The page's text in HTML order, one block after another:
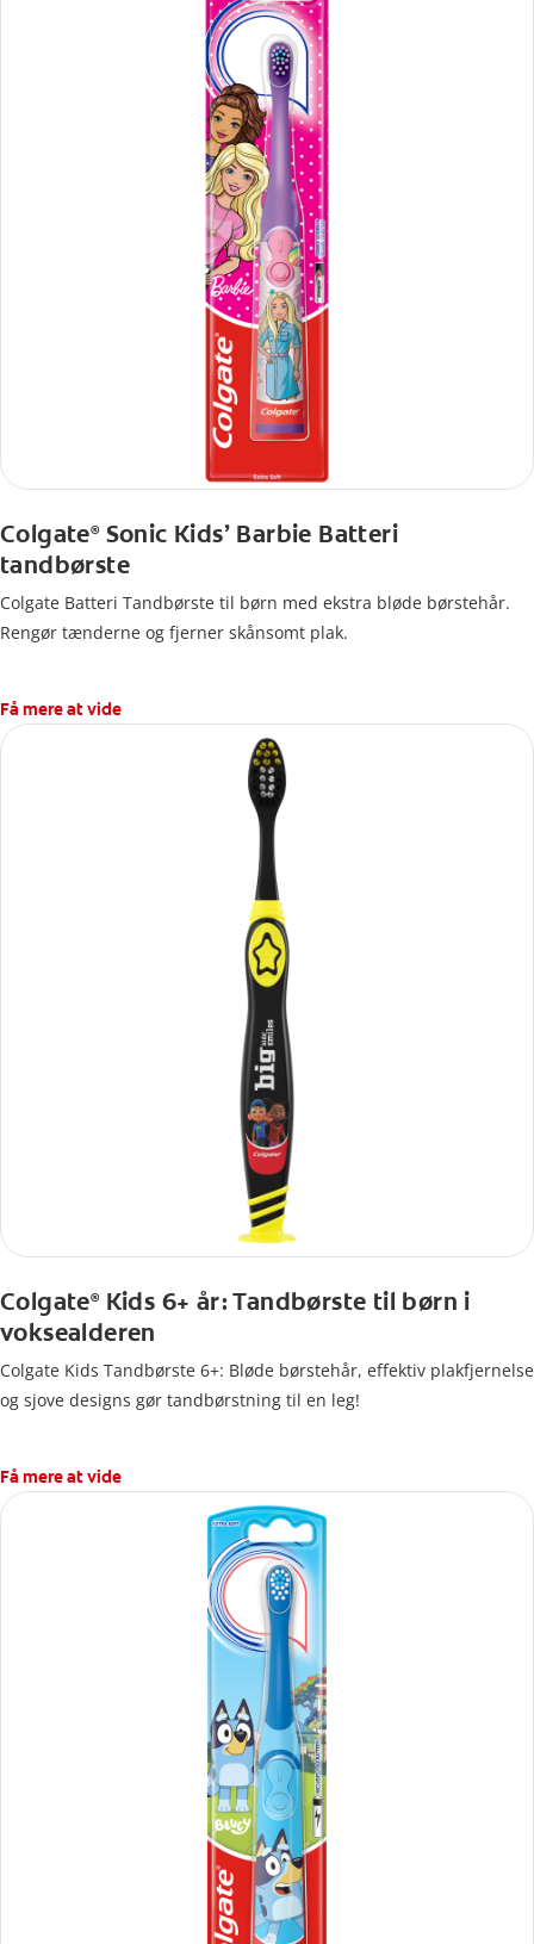
Colgate®Sonic Kids’ Barbie Batteri
tandbørste
Colgate Batteri Tandbørste til børn med ekstra bløde børstehår.
Rengør tænderne og fjerner skånsomt plak.
Få mere at vide
Colgate®Kids 6+ år: Tandbørste til børn i
voksealderen
Colgate Kids Tandbørste 6+: Bløde børstehår, effektiv plakfjernelse
og sjove designs gør tandbørstning til en leg!
Få mere at vide